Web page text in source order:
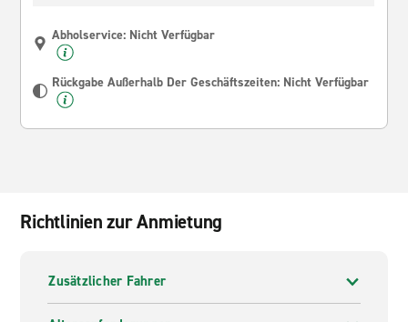
Abholservice: Nicht Verfügbar
Rückgabe Außerhalb Der Geschäftszeiten: Nicht Verfügbar
Richtlinien zur Anmietung
Zusätzlicher Fahrer